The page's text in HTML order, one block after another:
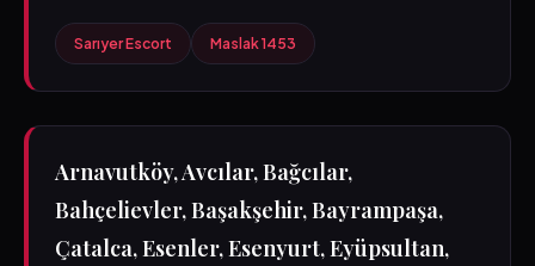
Sarıyer Escort Maslak 1453
Arnavutköy, Avcılar, Bağcılar,
Bahçelievler, Başakşehir, Bayrampaşa,
Çatalca, Esenler, Esenyurt, Eyüpsultan,